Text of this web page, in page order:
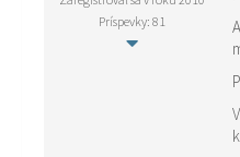
Príspevky: 81